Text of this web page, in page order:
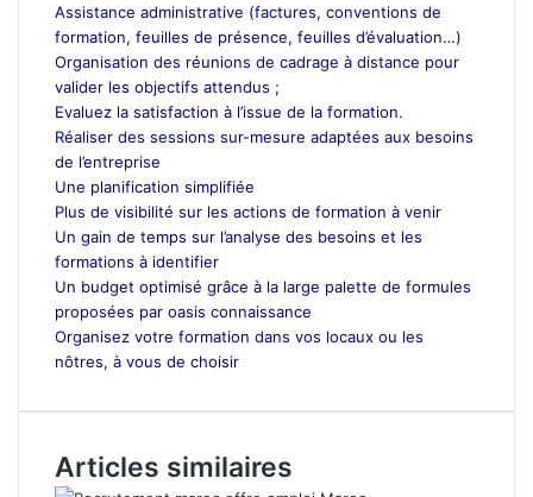
Assistance administrative (factures, conventions de
formation, feuilles de présence, feuilles d’évaluation…)
Organisation des réunions de cadrage à distance pour
valider les objectifs attendus ;
Evaluez la satisfaction à l’issue de la formation.
Réaliser des sessions sur-mesure adaptées aux besoins
de l’entreprise
Une planification simplifiée
Plus de visibilité sur les actions de formation à venir
Un gain de temps sur l’analyse des besoins et les
formations à identifier
Un budget optimisé grâce à la large palette de formules
proposées par oasis connaissance
Organisez votre formation dans vos locaux ou les
nôtres, à vous de choisir
Articles similaires